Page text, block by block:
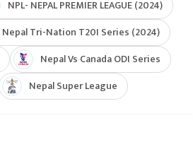
NPL- NEPAL PREMIER LEAGUE (2024)
Nepal Tri-Nation T20I Series (2024)
Nepal Vs Canada ODI Series
Nepal Super League